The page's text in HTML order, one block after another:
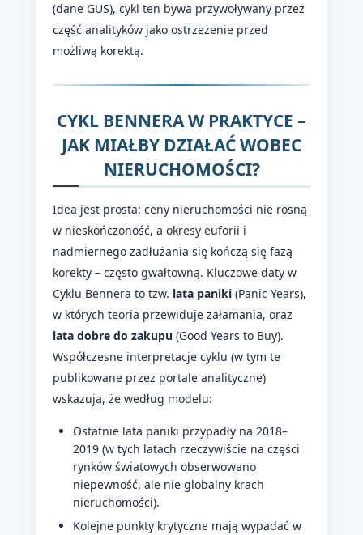
(dane GUS), cykl ten bywa przywoływany przez
część analityków jako ostrzeżenie przed
możliwą korektą.
CYKL BENNERA W PRAKTYCE –
JAK MIAŁBY DZIAŁAĆ WOBEC
NIERUCHOMOŚCI?
Idea jest prosta: ceny nieruchomości nie rosną
w nieskończoność, a okresy euforii i
nadmiernego zadłużania się kończą się fazą
korekty – często gwałtowną. Kluczowe daty w
Cyklu Bennera to tzw. lata paniki (Panic Years),
w których teoria przewiduje załamania, oraz
lata dobre do zakupu (Good Years to Buy).
Współczesne interpretacje cyklu (w tym te
publikowane przez portale analityczne)
wskazują, że według modelu:
Ostatnie lata paniki przypadły na 2018–
2019 (w tych latach rzeczywiście na części
rynków światowych obserwowano
niepewność, ale nie globalny krach
nieruchomości).
Kolejne punkty krytyczne mają wypadać w